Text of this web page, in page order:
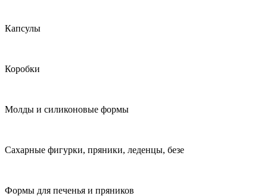
Капсулы
Коробки
Молды и силиконовые формы
Сахарные фигурки, пряники, леденцы, безе
Формы для печенья и пряников